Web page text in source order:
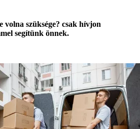
volna szüksége? csak hívjon
segítünk önnek.